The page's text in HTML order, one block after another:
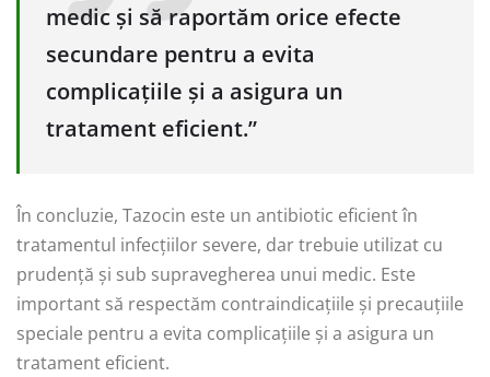
medic și să raportăm orice efecte
secundare pentru a evita
complicațiile și a asigura un
tratament eficient.”
În concluzie, Tazocin este un antibiotic eficient în
tratamentul infecțiilor severe, dar trebuie utilizat cu
prudență și sub supravegherea unui medic. Este
important să respectăm contraindicațiile și precauțiile
speciale pentru a evita complicațiile și a asigura un
tratament eficient.